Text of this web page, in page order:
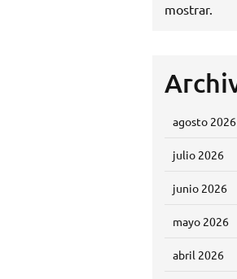
mostrar.
agosto 2026
julio 2026
junio 2026
mayo 2026
abril 2026